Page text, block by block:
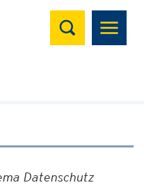
Suchen
Datenschutz